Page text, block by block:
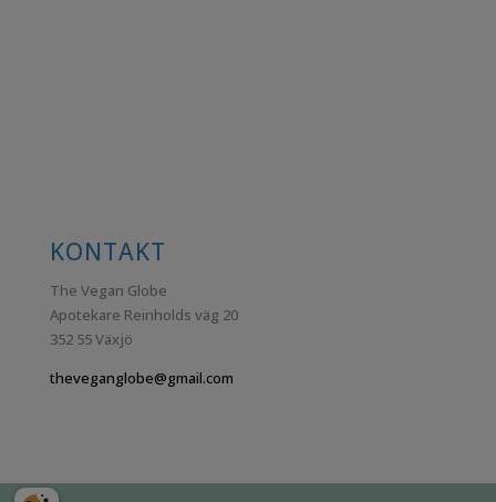
KONTAKT
The Vegan Globe
Apotekare Reinholds väg 20
352 55 Växjö
theveganglobe@gmail.com